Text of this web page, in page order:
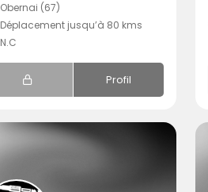
Obernai (67)
Déplacement jusqu’à 80 kms
N.C
Profil